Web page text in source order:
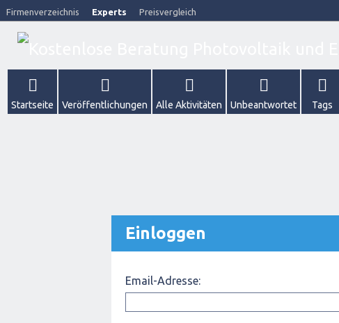
Firmenverzeichnis Experts Preisvergleich
Startseite Veröffentlichungen Alle Aktivitäten Unbeantwortet Tags
Einloggen
Email-Adresse: